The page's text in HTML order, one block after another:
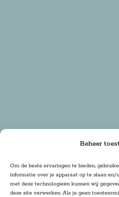
Beheer
Om de beste ervaringen te bieden,
informatie over je apparaat op te slaan en/
met deze technologieën kunnen wij
deze site verwerken. Als je geen
Copyright 2025 Firma